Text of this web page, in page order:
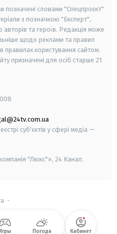
позначені словами "Спецпроєкт"
з позначкою "Експерт",
та героїв. Редакція може
щодо реклами та правил
користування сайтом.
призначені для осіб старше 21
суб'єктів у сфері медіа —
"Люкс"», 24 Канал.
-
Игры Погода Кабинет